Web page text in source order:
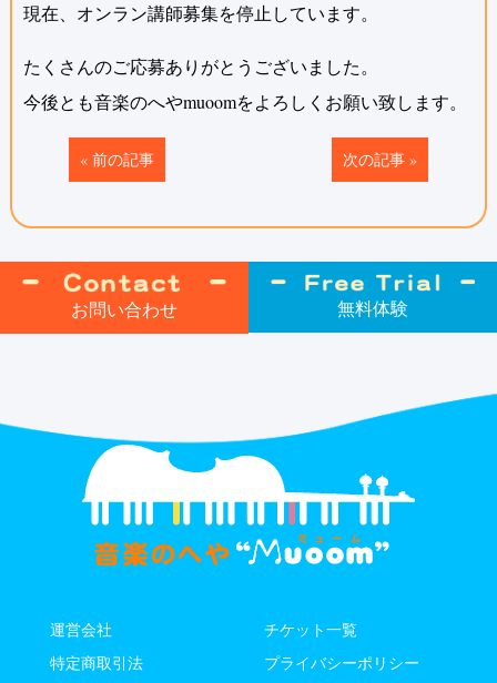
現在、オンラン講師募集を停止しています。
たくさんのご応募ありがとうございました。
今後とも音楽のへやmuoomをよろしくお願い致します。
« 前の記事 次の記事 »
お問い合わせ 無料体験
運営会社
チケット⼀覧
特定商取引法
プライバシーポリシー